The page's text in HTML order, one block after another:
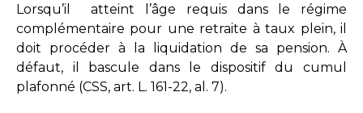
Lorsqu’il atteint l’âge requis dans le régime
complémentaire pour une retraite à taux plein, il
doit procéder à la liquidation de sa pension. À
défaut, il bascule dans le dispositif du cumul
plafonné (CSS, art. L. 161-22, al. 7).